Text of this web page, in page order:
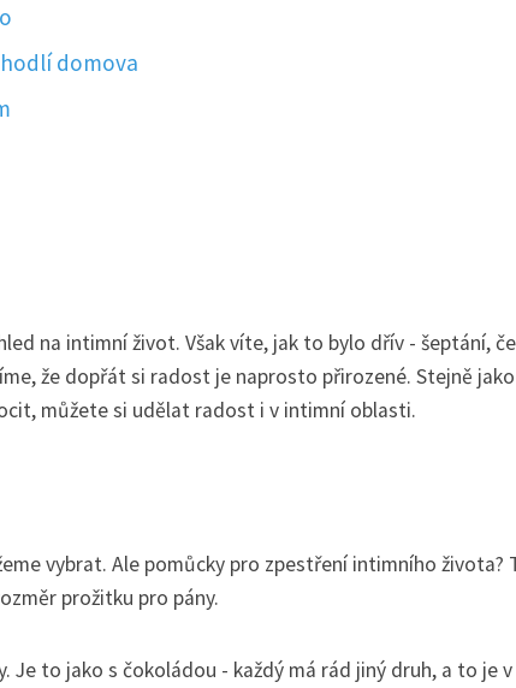
domova
na intimní život. Však víte, jak to bylo dřív - šeptání,
že dopřát si radost je naprosto přirozené. Stejně
můžete si udělat radost i v intimní oblasti.
vybrat. Ale pomůcky pro zpestření intimního života?
prožitku pro pány.
Je to jako s čokoládou - každý má rád jiný druh, a to je